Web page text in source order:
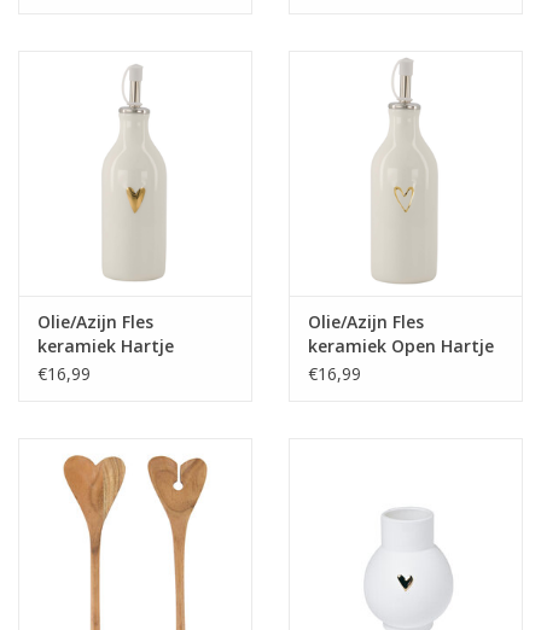
Brievenbus Kadootjes
Kadobonnen
Olie/Azijn Fles
keramiek Hartje
wit/goud - Zusss
€16,99
Olie/Azijn Fles
keramiek Open Hartje
wit/goud - Zusss
€16,99